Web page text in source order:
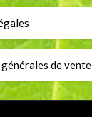
de vente